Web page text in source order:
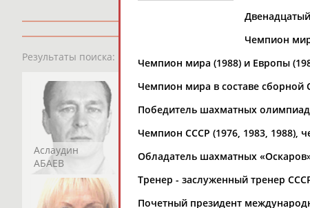
Результаты поиска: 13181персон
Аслаудин
АБАЕВ
Елена
АБАИМОВА
АБАКУМОВА
Чемпион
Чемпион мира (1988) и Европы
Чемпион мира в составе сборной
Победитель шахматных олимпиад
Чемпион СССР (1976, 1983, 1988),
Обладатель шахматных
Тренер - заслуженный тренер
Почетный президент